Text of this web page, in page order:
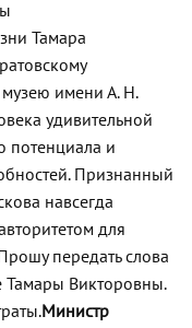
Тамара
музею имени А. Н.
удивительной
потенциала и
Признанный
навсегда
для
передать слова
Тамары Викторовны.
Министр